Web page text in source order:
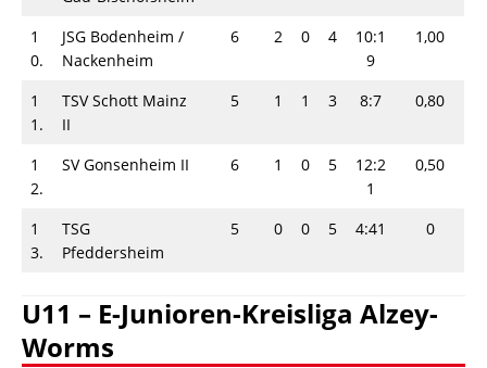
1
0.
JSG Bodenheim /
Nackenheim
6 2 0 4
10:1
9
1,00
1
1.
TSV Schott Mainz
II
5 1 1 3 8:7 0,80
1
2.
SV Gonsenheim II 6 1 0 5
12:2
1
0,50
1
3.
TSG
Pfeddersheim
5 0 0 5 4:41 0
U11 – E-Junioren-Kreisliga Alzey-
Worms